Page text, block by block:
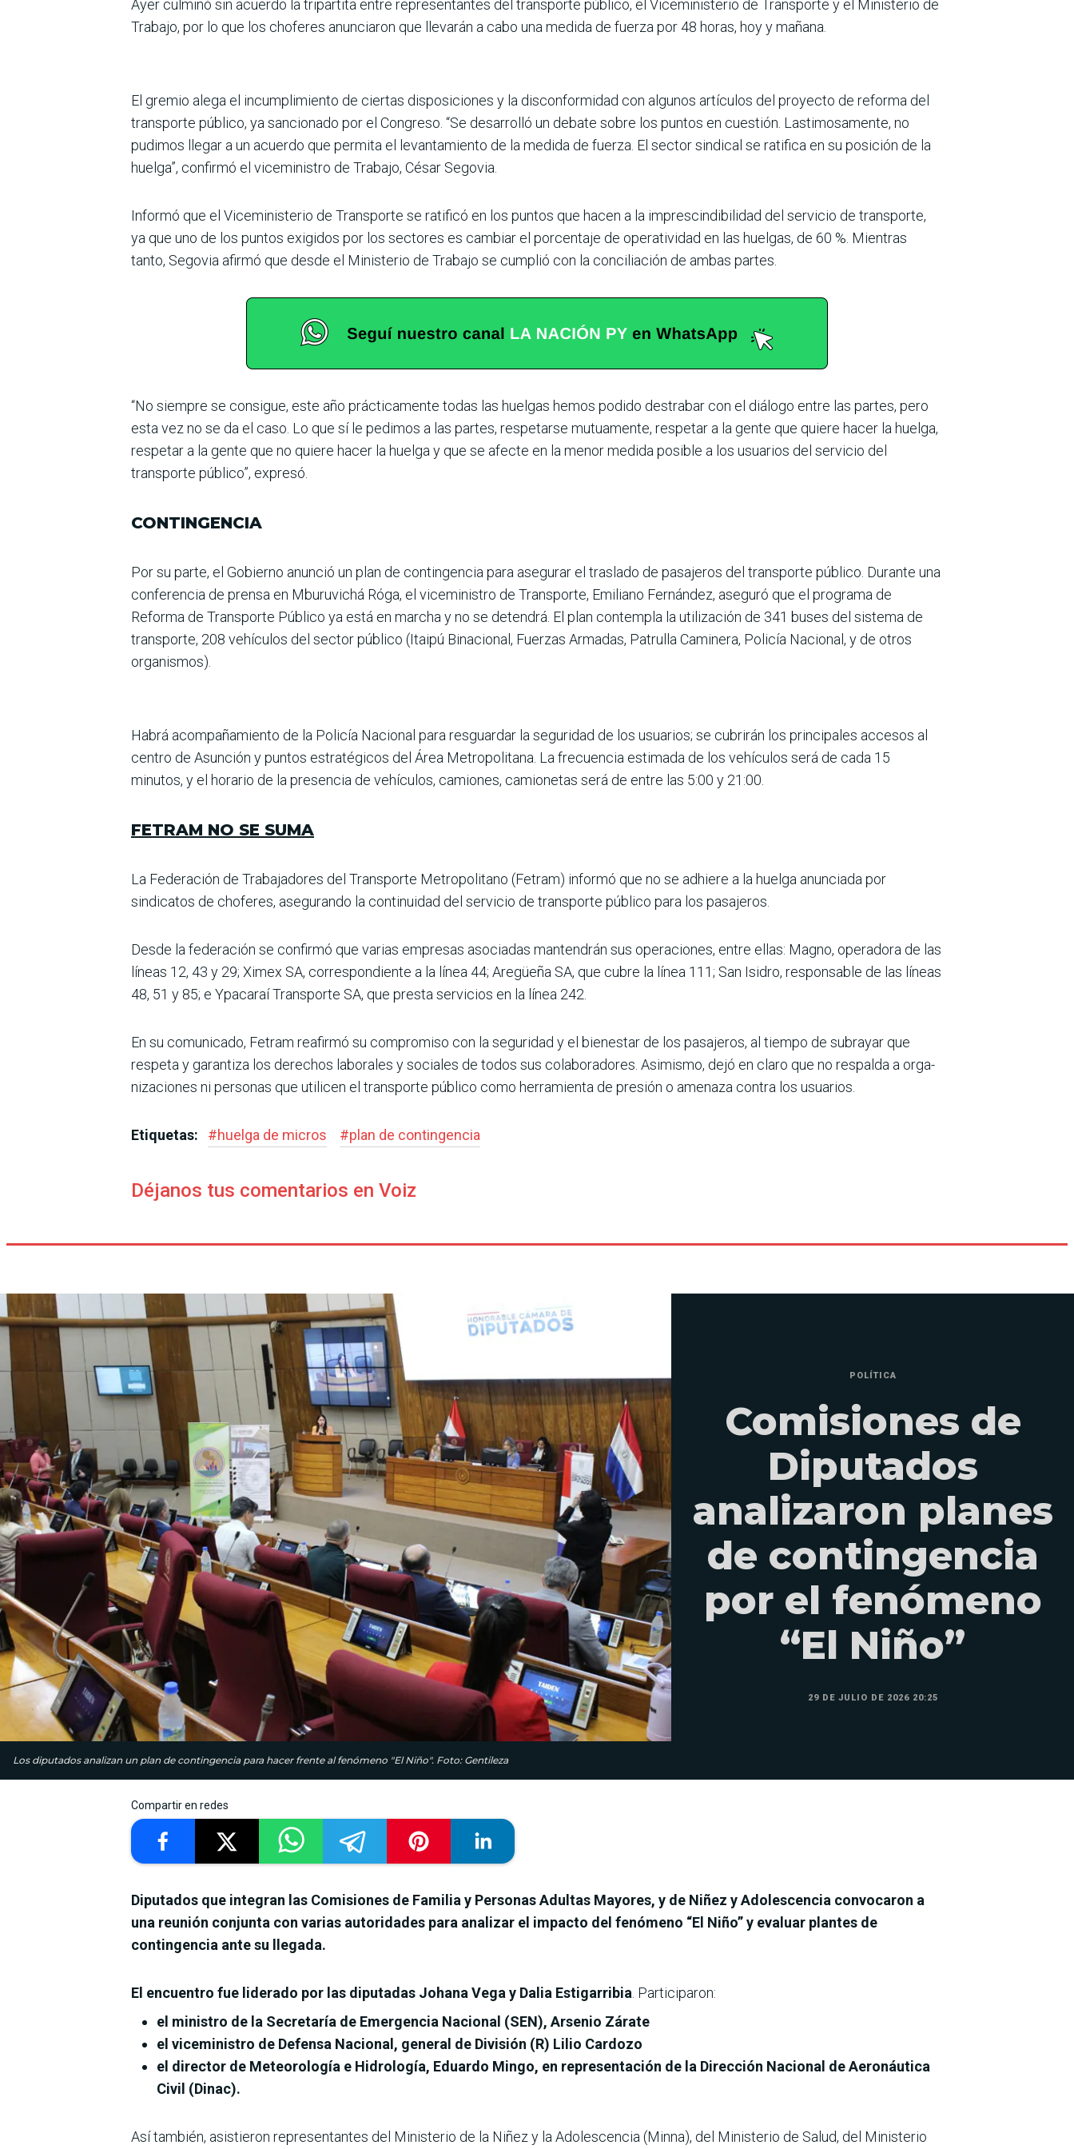
Ayer culminó sin acuerdo la tripar­tita entre representantes del transporte público, el Viceministerio de Trans­porte y el Ministerio de
Tra­bajo, por lo que los choferes anunciaron que llevarán a cabo una medida de fuerza por 48 horas, hoy y mañana.
El gremio alega el incumpli­miento de ciertas disposicio­nes y la disconformidad con algunos artículos del pro­yecto de reforma del
trans­porte público, ya sancionado por el Congreso. “Se desarro­lló un debate sobre los pun­tos en cuestión. Lastimosa­mente, no
pudimos llegar a un acuerdo que permita el levantamiento de la medida de fuerza. El sector sindical se ratifica en su posición de la
huelga”, confirmó el vice­ministro de Trabajo, César Segovia.
Informó que el Vice­ministerio de Transporte se ratificó en los puntos que hacen a la imprescindibilidad del servicio de transporte,
ya que uno de los puntos exigi­dos por los sectores es cam­biar el porcentaje de opera­tividad en las huelgas, de 60 %. Mientras
tanto, Segovia afirmó que desde el Minis­terio de Trabajo se cumplió con la conciliación de ambas partes.
“No siempre se consigue, este año prácticamente todas las huelgas hemos podido des­trabar con el diálogo entre las partes, pero
esta vez no se da el caso. Lo que sí le pedimos a las partes, respetarse mutua­mente, respetar a la gente que quiere hacer la huelga,
respe­tar a la gente que no quiere hacer la huelga y que se afecte en la menor medida posible a los usuarios del servicio del
transporte público”, expresó.
CONTINGENCIA
Por su parte, el Gobierno anunció un plan de contin­gencia para asegurar el tras­lado de pasajeros del trans­porte público. Durante una
conferencia de prensa en Mburuvichá Róga, el vicemi­nistro de Transporte, Emi­liano Fernández, aseguró que el programa de
Reforma de Transporte Público ya está en marcha y no se detendrá. El plan contempla la utiliza­ción de 341 buses del sistema de
transporte, 208 vehícu­los del sector público (Itaipú Binacional, Fuerzas Arma­das, Patrulla Caminera, Poli­cía Nacional, y de otros
orga­nismos).
Habrá acompañamiento de la Policía Nacional para res­guardar la seguridad de los usuarios; se cubrirán los prin­cipales accesos al
centro de Asunción y puntos estratégi­cos del Área Metropolitana. La frecuencia estimada de los vehículos será de cada 15
minutos, y el horario de la pre­sencia de vehículos, camio­nes, camionetas será de entre las 5:00 y 21:00.
FETRAM NO SE SUMA
La Federación de Trabajadores del Transporte Metropolitano (Fetram) informó que no se adhiere a la huelga anunciada por
sindicatos de choferes, asegurando la continuidad del servicio de transporte público para los pasajeros.
Desde la federación se confirmó que varias empresas asocia­das mantendrán sus operaciones, entre ellas: Magno, operadora de las
líneas 12, 43 y 29; Ximex SA, correspondiente a la línea 44; Aregüeña SA, que cubre la línea 111; San Isidro, responsable de las líneas
48, 51 y 85; e Ypacaraí Transporte SA, que presta servicios en la línea 242.
En su comunicado, Fetram reafirmó su compromiso con la segu­ridad y el bienestar de los pasajeros, al tiempo de subrayar que
respeta y garantiza los derechos laborales y sociales de todos sus colaboradores. Asimismo, dejó en claro que no respalda a orga­
nizaciones ni personas que utilicen el transporte público como herramienta de presión o amenaza contra los usuarios.
Etiquetas: #huelga de micros #plan de contingencia
Déjanos tus comentarios en Voiz
Los diputados analizan un plan de contingencia para hacer frente al fenómeno "El Niño". Foto: Gentileza
POLÍTICA
Comisiones de
Diputados
analizaron planes
de contingencia
por el fenómeno
“El Niño”
29 DE JULIO DE 2026 20:25
Compartir en redes
Diputados que integran las Comisiones de Familia y Personas Adultas Mayores, y de Niñez y Adolescencia convocaron a
una reunión conjunta con varias autoridades para analizar el impacto del fenómeno “El Niño” y evaluar plantes de
contingencia ante su llegada.
El encuentro fue liderado por las diputadas Johana Vega y Dalia Estigarribia . Participaron:
el ministro de la Secretaría de Emergencia Nacional (SEN), Arsenio Zárate
el viceministro de Defensa Nacional, general de División (R) Lilio Cardozo
el director de Meteorología e Hidrología, Eduardo Mingo, en representación de la Dirección Nacional de Aeronáutica
Civil (Dinac).
Así también, asistieron representantes del Ministerio de la Niñez y la Adolescencia (Minna), del Ministerio de Salud, del Ministerio